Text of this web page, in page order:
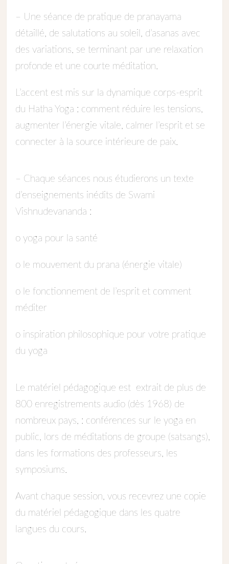
– Une séance de pratique de pranayama
détaillé, de salutations au soleil, d’asanas avec
des variations, se terminant par une relaxation
profonde et une courte méditation.
L’accent est mis sur la dynamique corps-esprit
du Hatha Yoga : comment réduire les tensions,
augmenter l’énergie vitale, calmer l’esprit et se
connecter à la source intérieure de paix.
– Chaque séances nous étudierons un texte
d’enseignements inédits de Swami
Vishnudevananda :
o yoga pour la santé
o le mouvement du prana (énergie vitale)
o le fonctionnement de l’esprit et comment
méditer
o inspiration philosophique pour votre pratique
du yoga
Le matériel pédagogique est extrait de plus de
800 enregistrements audio (dès 1968) de
nombreux pays, : conférences sur le yoga en
public, lors de méditations de groupe (satsangs),
dans les formations des professeurs, les
symposiums.
Avant chaque session, vous recevrez une copie
du matériel pédagogique dans les quatre
langues du cours.